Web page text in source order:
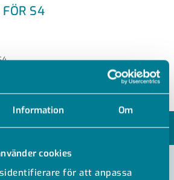
Information Om
cookies
för att anpassa
S4
VISA ALLA MÅTT +